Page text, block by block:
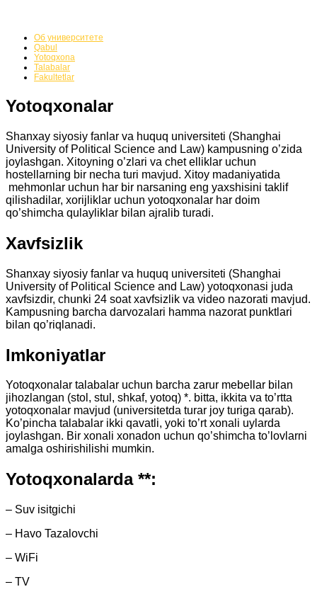
Об университете
Qabul
Yotoqxona
Talabalar
Fakultetlar
Yotoqxonalar
Shanxay siyosiy fanlar va huquq universiteti (Shanghai
University of Political Science and Law) kampusning o’zida
joylashgan. Xitoyning o’zlari va chet elliklar uchun
hostellarning bir necha turi mavjud. Xitoy madaniyatida
mehmonlar uchun har bir narsaning eng yaxshisini taklif
qilishadilar, xorijliklar uchun yotoqxonalar har doim
qo’shimcha qulayliklar bilan ajralib turadi.
Xavfsizlik
Shanxay siyosiy fanlar va huquq universiteti (Shanghai
University of Political Science and Law) yotoqxonasi juda
xavfsizdir, chunki 24 soat xavfsizlik va video nazorati mavjud.
Kampusning barcha darvozalari hamma nazorat punktlari
bilan qo’riqlanadi.
Imkoniyatlar
Yotoqxonalar talabalar uchun barcha zarur mebellar bilan
jihozlangan (stol, stul, shkaf, yotoq) *. bitta, ikkita va to’rtta
yotoqxonalar mavjud (universitetda turar joy turiga qarab).
Ko’pincha talabalar ikki qavatli, yoki to’rt xonali uylarda
joylashgan. Bir xonali xonadon uchun qo’shimcha to’lovlarni
amalga oshirishilishi mumkin.
Yotoqxonalarda **:
– Suv isitgichi
– Havo Tazalovchi
– WiFi
– TV